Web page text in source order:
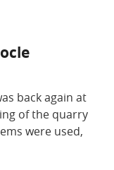
back again at
of the quarry
were used,